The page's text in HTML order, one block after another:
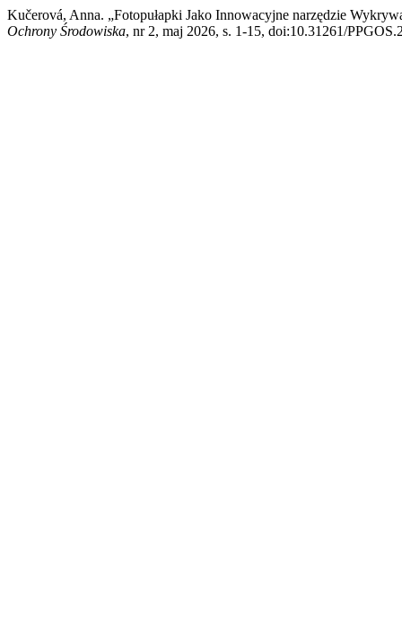
Kučerová, Anna. „Fotopułapki Jako Innowacyjne narzędzie
Ochrony Środowiska, nr 2, maj 2026, s. 1-15, doi:10.31261/